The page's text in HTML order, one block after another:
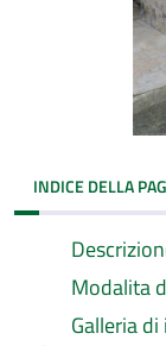
INDICE DELLA
Modalita
Galleria